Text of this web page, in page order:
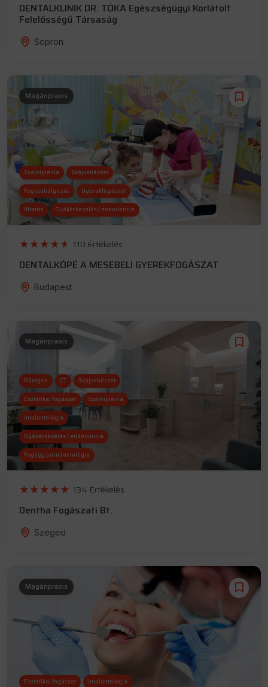
DENTALKLINIK DR. TÓKA Egészségügyi Korlátolt
Felelősségű Társaság
Sopron
Magánpraxis
Szájhigiénia Szájsebészet
Fogszabályozás Gyerekfogászat
Altatás Gyökérkezelés / endodoncia
110 Értékelés
DENTALKÓPÉ A MESEBELI GYEREKFOGÁSZAT
Budapest
Magánpraxis
Röntgen CT Szájsebészet
Esztétikai fogászat Szájhigiénia
Implantológia
Gyökérkezelés / endodoncia
Fogágy parodontológia
134 Értékelés
Dentha Fogászati Bt.
Szeged
Magánpraxis
Esztétikai fogászat Implantológia